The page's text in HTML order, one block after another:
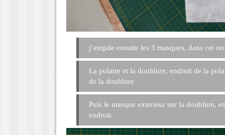
j’empile ensuite les 3 masques, dans cet
La polaire et la doublure, endroit de la
de la doublure
Puis le masque exterieur sur la doublure,
endroit.